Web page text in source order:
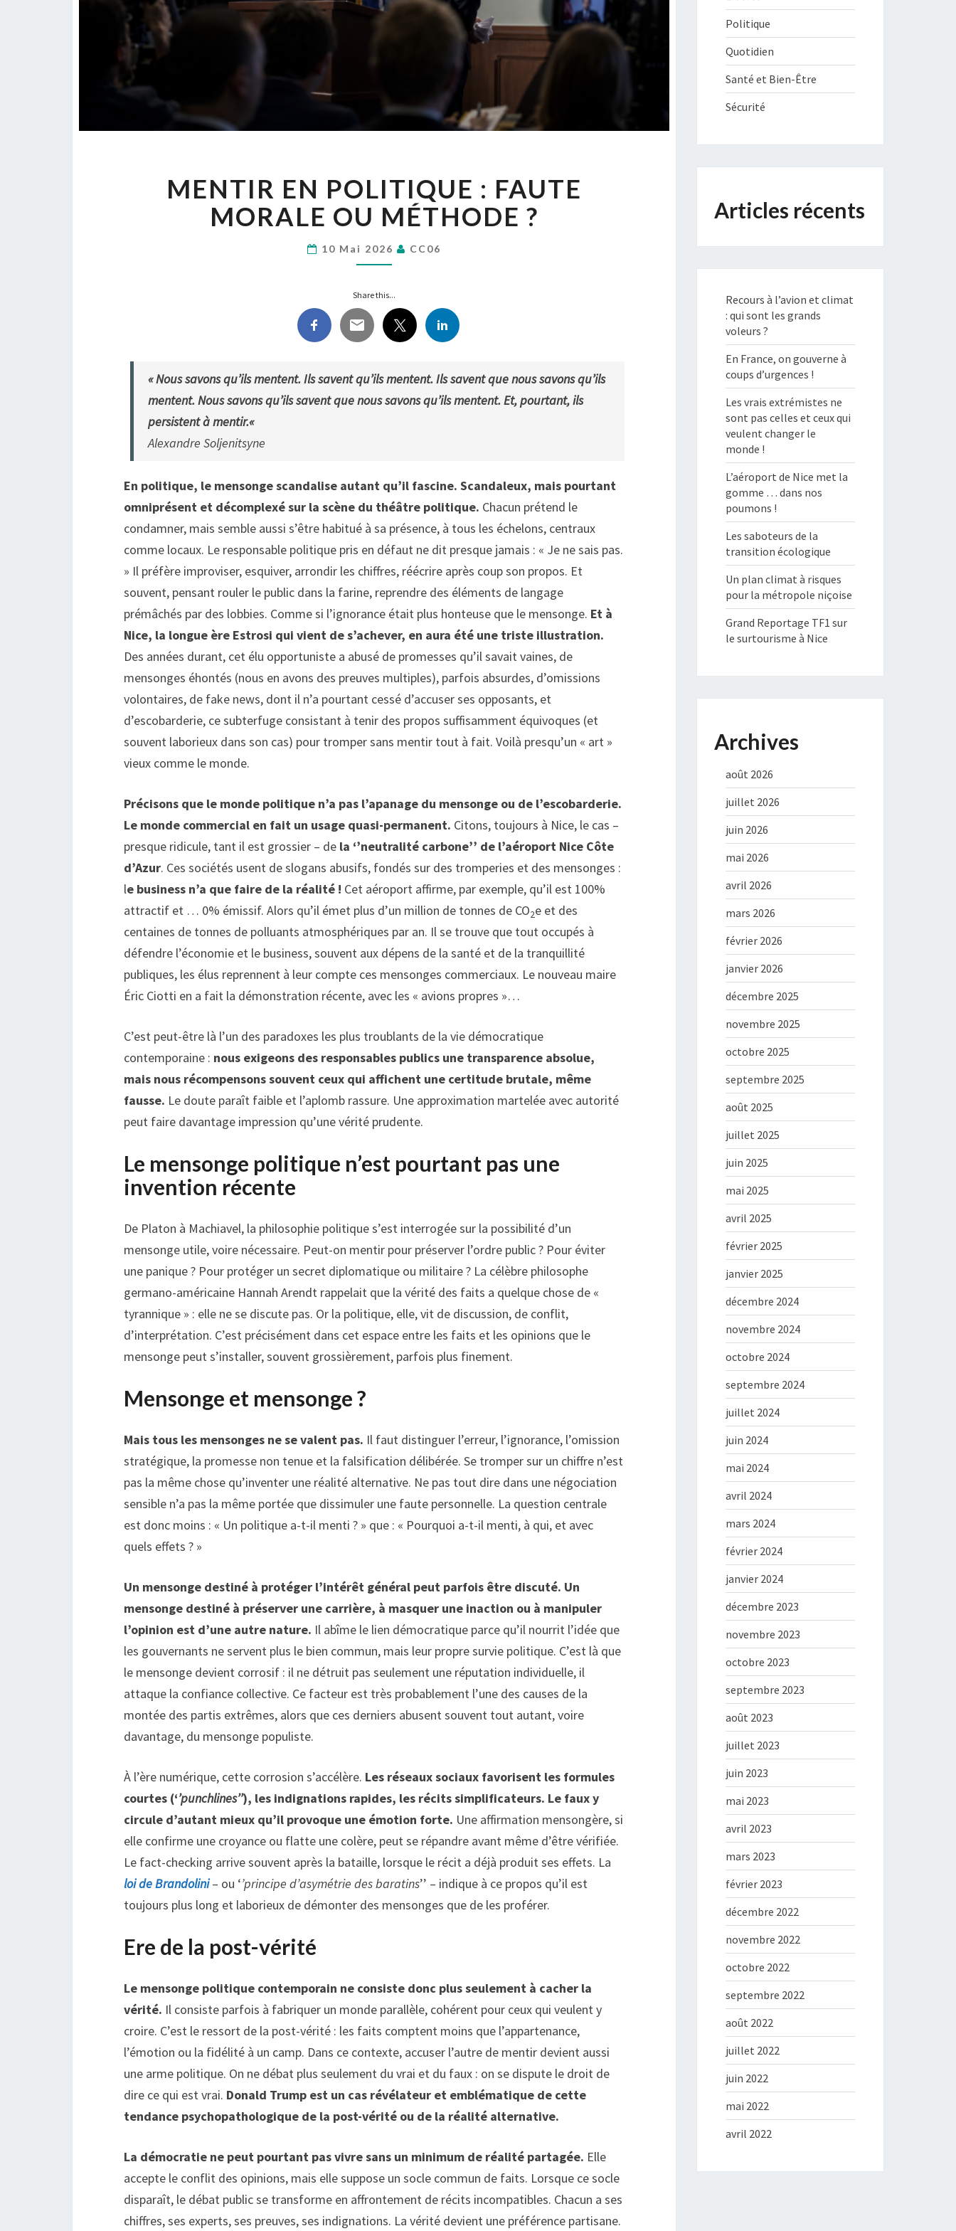
EN
POLITIQUE
MORALE
MÉTHODE
MENTIR EN POLITIQUE : FAUTE
MORALE OU MÉTHODE ?
10 Mai 2026 CC06
Share this...
«Nous savons qu’ils mentent. Ils savent qu’ils mentent. Ils savent que nous savons qu’ils
mentent. Nous savons qu’ils savent que nous savons qu’ils mentent. Et, pourtant, ils
persistent à mentir.«
Alexandre Soljenitsyne
En politique, le mensonge scandalise autant qu’il fascine. Scandaleux, mais pourtant
omniprésent et décomplexé sur la scène du théâtre politique. Chacun prétend le
condamner, mais semble aussi s’être habitué à sa présence, à tous les échelons, centraux
comme locaux. Le responsable politique pris en défaut ne dit presque jamais : « Je ne sais pas.
» Il préfère improviser, esquiver, arrondir les chiffres, réécrire après coup son propos. Et
souvent, pensant rouler le public dans la farine, reprendre des éléments de langage
prémâchés par des lobbies. Comme si l’ignorance était plus honteuse que le mensonge. Et à
Nice, la longue ère Estrosi qui vient de s’achever, en aura été une triste illustration.
Des années durant, cet élu opportuniste a abusé de promesses qu’il savait vaines, de
mensonges éhontés (nous en avons des preuves multiples), parfois absurdes, d’omissions
volontaires, de fake news, dont il n’a pourtant cessé d’accuser ses opposants, et
d’escobarderie, ce subterfuge consistant à tenir des propos suffisamment équivoques (et
souvent laborieux dans son cas) pour tromper sans mentir tout à fait. Voilà presqu’un « art »
vieux comme le monde.
Précisons que le monde politique n’a pas l’apanage du mensonge ou de l’escobarderie.
Le monde commercial en fait un usage quasi-permanent. Citons, toujours à Nice, le cas –
presque ridicule, tant il est grossier – de la ‘’neutralité carbone’’ de l’aéroport Nice Côte
d’Azur. Ces sociétés usent de slogans abusifs, fondés sur des tromperies et des mensonges :
le business n’a que faire de la réalité ! Cet aéroport affirme, par exemple, qu’il est 100%
attractif et … 0% émissif. Alors qu’il émet plus d’un million de tonnes de CO2e et des
centaines de tonnes de polluants atmosphériques par an. Il se trouve que tout occupés à
défendre l’économie et le business, souvent aux dépens de la santé et de la tranquillité
publiques, les élus reprennent à leur compte ces mensonges commerciaux. Le nouveau maire
Éric Ciotti en a fait la démonstration récente, avec les « avions propres »…
C’est peut-être là l’un des paradoxes les plus troublants de la vie démocratique
contemporaine : nous exigeons des responsables publics une transparence absolue,
mais nous récompensons souvent ceux qui affichent une certitude brutale, même
fausse. Le doute paraît faible et l’aplomb rassure. Une approximation martelée avec autorité
peut faire davantage impression qu’une vérité prudente.
Le mensonge politique n’est pourtant pas une
invention récente
De Platon à Machiavel, la philosophie politique s’est interrogée sur la possibilité d’un
mensonge utile, voire nécessaire. Peut-on mentir pour préserver l’ordre public ? Pour éviter
une panique ? Pour protéger un secret diplomatique ou militaire ? La célèbre philosophe
germano-américaine Hannah Arendt rappelait que la vérité des faits a quelque chose de «
tyrannique » : elle ne se discute pas. Or la politique, elle, vit de discussion, de conflit,
d’interprétation. C’est précisément dans cet espace entre les faits et les opinions que le
mensonge peut s’installer, souvent grossièrement, parfois plus finement.
Mensonge et mensonge ?
Mais tous les mensonges ne se valent pas. Il faut distinguer l’erreur, l’ignorance, l’omission
stratégique, la promesse non tenue et la falsification délibérée. Se tromper sur un chiffre n’est
pas la même chose qu’inventer une réalité alternative. Ne pas tout dire dans une négociation
sensible n’a pas la même portée que dissimuler une faute personnelle. La question centrale
est donc moins : « Un politique a-t-il menti ? » que : « Pourquoi a-t-il menti, à qui, et avec
quels effets ? »
Un mensonge destiné à protéger l’intérêt général peut parfois être discuté. Un
mensonge destiné à préserver une carrière, à masquer une inaction ou à manipuler
l’opinion est d’une autre nature. Il abîme le lien démocratique parce qu’il nourrit l’idée que
les gouvernants ne servent plus le bien commun, mais leur propre survie politique. C’est là que
le mensonge devient corrosif : il ne détruit pas seulement une réputation individuelle, il
attaque la confiance collective. Ce facteur est très probablement l’une des causes de la
montée des partis extrêmes, alors que ces derniers abusent souvent tout autant, voire
davantage, du mensonge populiste.
À l’ère numérique, cette corrosion s’accélère. Les réseaux sociaux favorisent les formules
courtes (‘’punchlines’’), les indignations rapides, les récits simplificateurs. Le faux y
circule d’autant mieux qu’il provoque une émotion forte. Une affirmation mensongère, si
elle confirme une croyance ou flatte une colère, peut se répandre avant même d’être vérifiée.
Le fact-checking arrive souvent après la bataille, lorsque le récit a déjà produit ses effets. La
loi de Brandolini – ou ‘’principe d’asymétrie des baratins’’ – indique à ce propos qu’il est
toujours plus long et laborieux de démonter des mensonges que de les proférer.
Ere de la post-vérité
Le mensonge politique contemporain ne consiste donc plus seulement à cacher la
vérité. Il consiste parfois à fabriquer un monde parallèle, cohérent pour ceux qui veulent y
croire. C’est le ressort de la post-vérité : les faits comptent moins que l’appartenance,
l’émotion ou la fidélité à un camp. Dans ce contexte, accuser l’autre de mentir devient aussi
une arme politique. On ne débat plus seulement du vrai et du faux : on se dispute le droit de
dire ce qui est vrai. Donald Trump est un cas révélateur et emblématique de cette
tendance psychopathologique de la post-vérité ou de la réalité alternative.
La démocratie ne peut pourtant pas vivre sans un minimum de réalité partagée. Elle
accepte le conflit des opinions, mais elle suppose un socle commun de faits. Lorsque ce socle
disparaît, le débat public se transforme en affrontement de récits incompatibles. Chacun a ses
chiffres, ses experts, ses preuves, ses indignations. La vérité devient une préférence partisane.
Politique
Quotidien
Santé et Bien-Être
Sécurité
Articles récents
Recours à l’avion et climat
: qui sont les grands
voleurs ?
En France, on gouverne à
coups d’urgences !
Les vrais extrémistes ne
sont pas celles et ceux qui
veulent changer le
monde !
L’aéroport de Nice met la
gomme … dans nos
poumons !
Les saboteurs de la
transition écologique
Un plan climat à risques
pour la métropole niçoise
Grand Reportage TF1 sur
le surtourisme à Nice
Archives
août 2026
juillet 2026
juin 2026
mai 2026
avril 2026
mars 2026
février 2026
janvier 2026
décembre 2025
novembre 2025
octobre 2025
septembre 2025
août 2025
juillet 2025
juin 2025
mai 2025
avril 2025
février 2025
janvier 2025
décembre 2024
novembre 2024
octobre 2024
septembre 2024
juillet 2024
juin 2024
mai 2024
avril 2024
mars 2024
février 2024
janvier 2024
décembre 2023
novembre 2023
octobre 2023
septembre 2023
août 2023
juillet 2023
juin 2023
mai 2023
avril 2023
mars 2023
février 2023
décembre 2022
novembre 2022
octobre 2022
septembre 2022
août 2022
juillet 2022
juin 2022
mai 2022
avril 2022